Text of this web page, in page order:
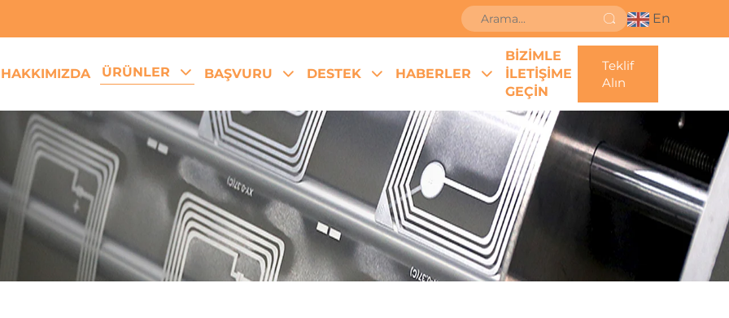
En
HAKKIMIZDA ÜRÜNLER BAŞVURU DESTEK HABERLER
BİZİMLE
İLETİŞİME
GEÇİN
Teklif
Alın